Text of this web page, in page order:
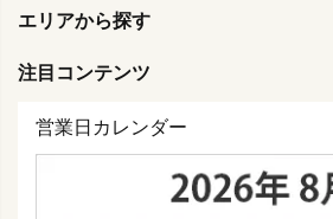
エリアから探す
注目コンテンツ
営業日カレンダー